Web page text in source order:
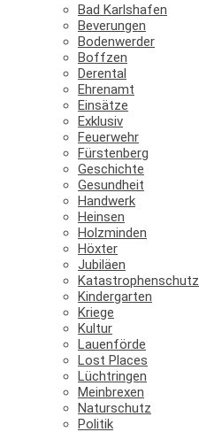
Bad Karlshafen
Beverungen
Bodenwerder
Boffzen
Derental
Ehrenamt
Einsätze
Exklusiv
Feuerwehr
Fürstenberg
Geschichte
Gesundheit
Handwerk
Heinsen
Holzminden
Höxter
Jubiläen
Katastrophenschutz
Kindergarten
Kriege
Kultur
Lauenförde
Lost Places
Lüchtringen
Meinbrexen
Naturschutz
Politik